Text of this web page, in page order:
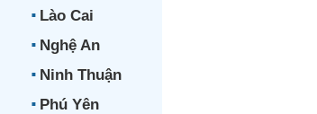
Lào Cai
Nghệ An
Ninh Thuận
Phú Yên